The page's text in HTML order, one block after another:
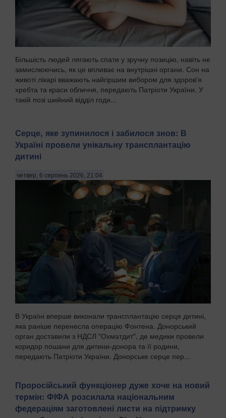
Більшість людей лягають спати у зручну позицію, навіть не
замислюючись, як це впливає на внутрішні органи. Сон на
животі лікарі вважають найгіршим вибором для здоров'я
хребта та краси обличчя, передають Патріоти України. У
такій позі шийний відділ годи...
Серце, яке зупинилося і забилося знов: В
Україні провели унікальну трансплантацію
дитині
четвер, 6 серпень 2026, 21:04
В Україні вперше виконали трансплантацію серця дитині,
яка раніше перенесла операцію Фонтена. Донорський
орган доставили з НДСЛ "Охматдит", де медики провели
коридор пошани для дитини-донора та її родини,
передають Патріоти України. Донорське серце пер...
Проросійський функціонер дуже хоче на новий
термін: ФІФА розсилала національним
федераціям заготовлені листи на підтримку